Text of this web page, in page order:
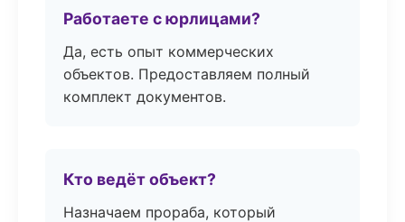
Работаете с юрлицами?
Да, есть опыт коммерческих
объектов. Предоставляем полный
комплект документов.
Кто ведёт объект?
Назначаем прораба, который